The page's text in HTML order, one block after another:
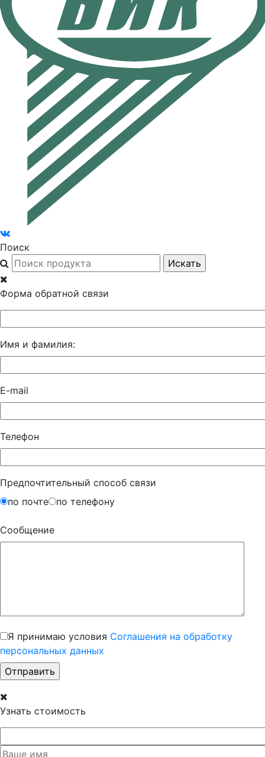
Поиск
Форма обратной связи
Имя и фамилия:
E-mail
Телефон
Предпочтительный способ связи
по почте
по телефону
Сообщение
Я принимаю условия Соглашения на обработку
персональных данных
Узнать стоимость